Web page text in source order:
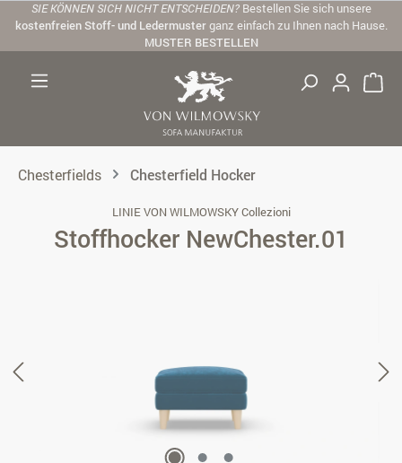
Zum Hauptinhalt springen
SIE KÖNNEN SICH NICHT ENTSCHEIDEN? Bestellen Sie sich unsere
kostenfreien Stoff- und Ledermusterganz einfach zu Ihnen nach Hause.
MUSTER BESTELLEN
Chesterfields Chesterfield Hocker
LINIE VON WILMOWSKY Collezioni
Stoffhocker NewChester.01